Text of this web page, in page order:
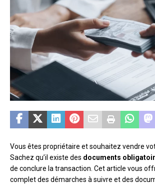
Vous êtes propriétaire et souhaitez vendre
Sachez qu’il existe des documents
de conclure la transaction. Cet article vous
complet des démarches à suivre et des